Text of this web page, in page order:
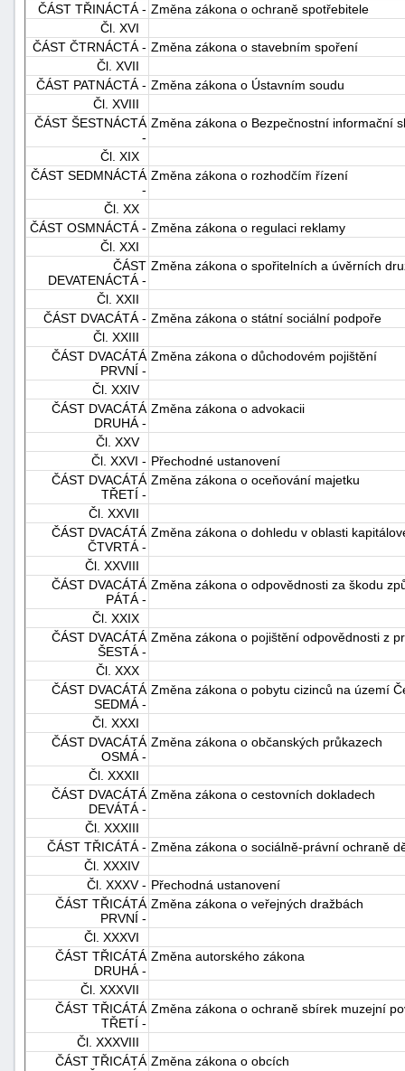
ČÁST TŘINÁCTÁ - Změna zákona o ochraně spotřebitele
Čl. XVI
ČÁST ČTRNÁCTÁ - Změna zákona o stavebním spoření
Čl. XVII
ČÁST PATNÁCTÁ - Změna zákona o Ústavním soudu
Čl. XVIII
ČÁST ŠESTNÁCTÁ
-
Změna zákona o Bezpečnostní informační
Čl. XIX
ČÁST SEDMNÁCTÁ
-
Změna zákona o rozhodčím řízení
Čl. XX
ČÁST OSMNÁCTÁ - Změna zákona o regulaci reklamy
Čl. XXI
ČÁST
DEVATENÁCTÁ -
Změna zákona o spořitelních a úvěrních
Čl. XXII
ČÁST DVACÁTÁ - Změna zákona o státní sociální podpoře
Čl. XXIII
ČÁST DVACÁTÁ
PRVNÍ -
Změna zákona o důchodovém pojištění
Čl. XXIV
ČÁST DVACÁTÁ
DRUHÁ -
Změna zákona o advokacii
Čl. XXV
Čl. XXVI - Přechodné ustanovení
ČÁST DVACÁTÁ
TŘETÍ -
Změna zákona o oceňování majetku
Čl. XXVII
ČÁST DVACÁTÁ
ČTVRTÁ -
Změna zákona o dohledu v oblasti
Čl. XXVIII
ČÁST DVACÁTÁ
PÁTÁ -
Změna zákona o odpovědnosti za škodu
Čl. XXIX
ČÁST DVACÁTÁ
ŠESTÁ -
Změna zákona o pojištění odpovědnosti z
Čl. XXX
ČÁST DVACÁTÁ
SEDMÁ -
Změna zákona o pobytu cizinců na území
Čl. XXXI
ČÁST DVACÁTÁ
OSMÁ -
Změna zákona o občanských průkazech
Čl. XXXII
ČÁST DVACÁTÁ
DEVÁTÁ -
Změna zákona o cestovních dokladech
Čl. XXXIII
ČÁST TŘICÁTÁ - Změna zákona o sociálně-právní ochraně
Čl. XXXIV
Čl. XXXV - Přechodná ustanovení
ČÁST TŘICÁTÁ
PRVNÍ -
Změna zákona o veřejných dražbách
Čl. XXXVI
ČÁST TŘICÁTÁ
DRUHÁ -
Změna autorského zákona
Čl. XXXVII
ČÁST TŘICÁTÁ
TŘETÍ -
Změna zákona o ochraně sbírek muzejní
Čl. XXXVIII
ČÁST TŘICÁTÁ Změna zákona o obcích